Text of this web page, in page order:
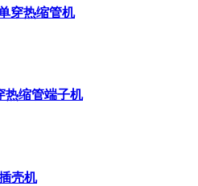
穿热缩管机
热缩管端子机
壳机